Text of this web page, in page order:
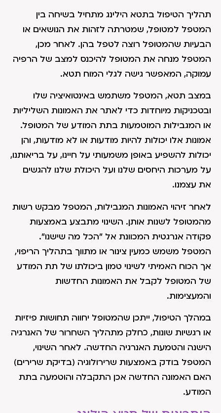
תהליך הטיפול בתטא הילינג מתחיל בשיחה בין
המטפל למטופל, שמטרתה לזהות את הנושאים או
הבעיות שהמטופל רוצה לטפל בהן. לאחר מכן,
המטפל מנחה את המטופל להיכנס למצב של הרפיה
עמוקה, המאפשר גישה לגלי המוח תטא.
במצב תטא, המטפל משתמש באינטואיציה שלו
ובטכניקות מיוחדות כדי לאתר את האמונות השליליות
או המגבילות המוטמעות בתת המודע של המטופל.
אמונות אלו יכולות להיות מודעות או לא מודעות, והן
יכולות להשפיע באופן משמעותי על חיינו, על בריאותנו,
על מערכות היחסים שלנו ועל היכולת שלנו להגשים
את עצמנו.
לאחר זיהוי האמונות המגבילות, המטפל מבקש רשות
מהמטופל לשנות אותן. השינוי מתבצע באמצעות
פקודה אנרגטית המכוונת אל "הכל מה שישנו".
המטפל משמש כמעין צינור או מתווך בתהליך הריפוי,
אך הכוח האמיתי לשינוי טמון ביכולתו של תת המודע
של המטופל לקבל את האמונות החדשות
והמעצימות.
במהלך הטיפול, ייתכן שהמטופל יחווה תחושות פיזיות
או רגשיות שונות, כחלק מתהליך השחרור של האנרגיה
הישנה והטמעת האנרגיה החדשה. לאחר השינוי,
המטפל בודק באמצעות שרירולוגיה (בדיקת שרירים)
האם האמונה החדשה אכן התקבלה והוטמעה בתת
המודע.